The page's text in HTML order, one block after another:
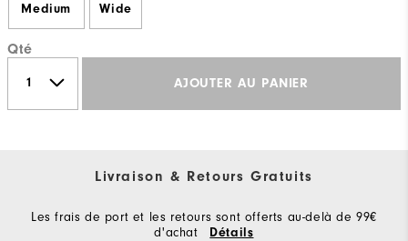
Medium Wide
Qté
AJOUTER AU PANIER
Livraison & Retours Gratuits
Les frais de port et les retours sont offerts au-delà de 99€
d'achat
Détails